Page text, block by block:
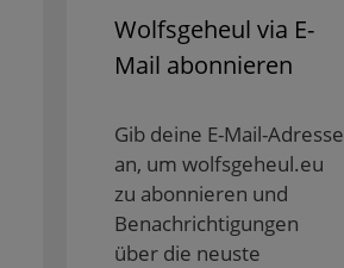
Wolfsgeheul via E-
Mail abonnieren
Gib deine E-Mail-Adresse
an, um wolfsgeheul.eu
zu abonnieren und
Benachrichtigungen
über die neuste